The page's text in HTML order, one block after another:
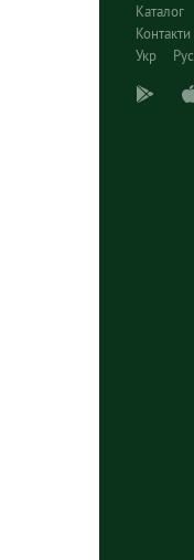
Каталог
Контакти
Укр
Рус